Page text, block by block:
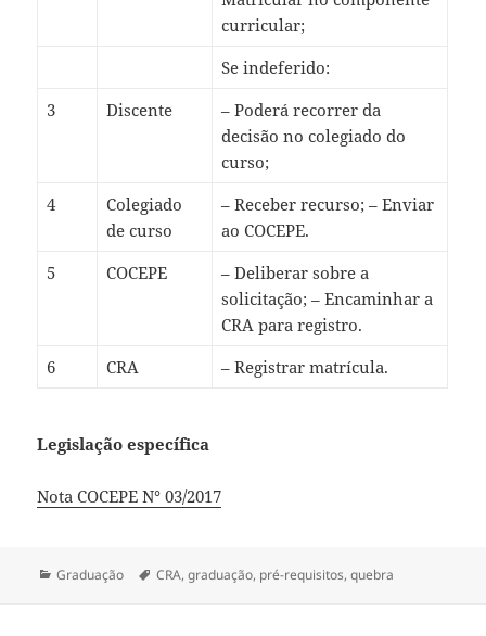
curricular;
Se indeferido:
3
Discente
– Poderá recorrer da
decisão no colegiado do
curso;
4
Colegiado
de curso
– Receber recurso; – Enviar
ao COCEPE.
5
COCEPE
– Deliberar sobre a
solicitação; – Encaminhar a
CRA para registro.
6
CRA – Registrar matrícula.
Legislação específica
Nota COCEPE N° 03/2017
Categorias
Graduação Tags
CRA,graduação, pré-requisitos,quebra